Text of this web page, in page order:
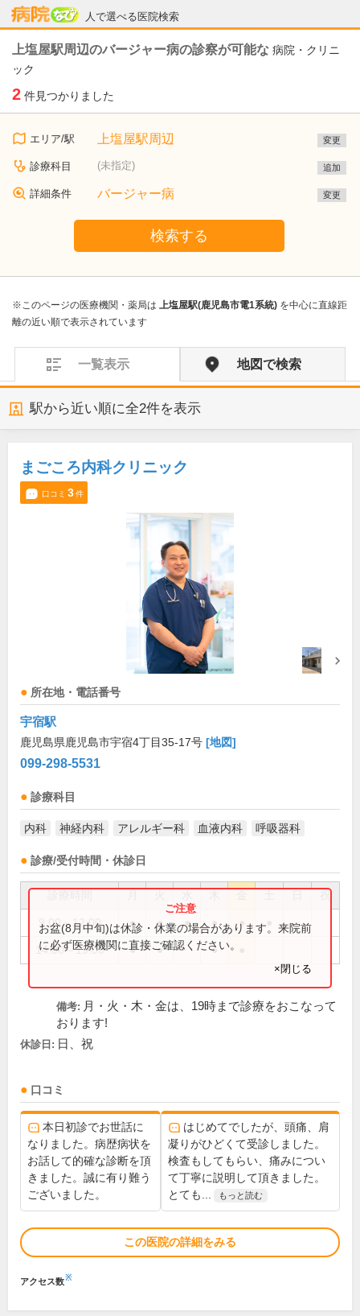
人で選べる医院検索
病院なび
上塩屋駅周辺のバージャー病の診察が可能な 病院・クリニ
ック
2 件見つかりました
エリア/駅 上塩屋駅周辺 変更
診療科目 (未指定) 追加
詳細条件 バージャー病 変更
検索する
※このページの医療機関・薬局は 上塩屋駅(鹿児島市電1系統) を中心に直線距
離の近い順で表示されています
一覧表示 地図で検索
駅から近い順に全2件を表示
まごころ内科クリニック
口コミ 3件
所在地・電話番号
宇宿駅
鹿児島県鹿児島市宇宿4丁目35-17号 [地図]
099-298-5531
診療科目
内科 神経内科 アレルギー科 血液内科 呼吸器科
診療/受付時間・休診日
祝
9:00～12:00 ● ● ● ● ●
14:00～19:00 ● ● ●
お盆(8月中旬)は休診・休業の場合があります。来院前
に必ず医療機関に直接ご確認ください。
×閉じる
備考: 月・火・木・金は、19時まで診療をおこなって
おります!
休診日: 日、祝
口コミ
本日初診でお世話に
なりました。病歴病状を
お話して的確な診断を頂
きました。誠に有り難う
ございました。
はじめてでしたが、頭痛、肩
凝りがひどくて受診しました。
検査もしてもらい、痛みについ
て丁寧に説明して頂きました。
とても...
もっと読む
この医院の詳細をみる
アクセス数※